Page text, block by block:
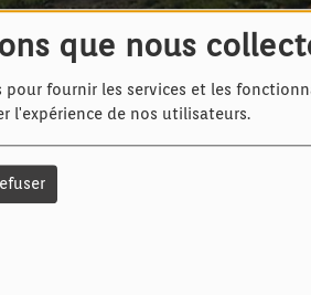
que nous
pour fournir les services et les
l'expérience de nos utilisateurs.